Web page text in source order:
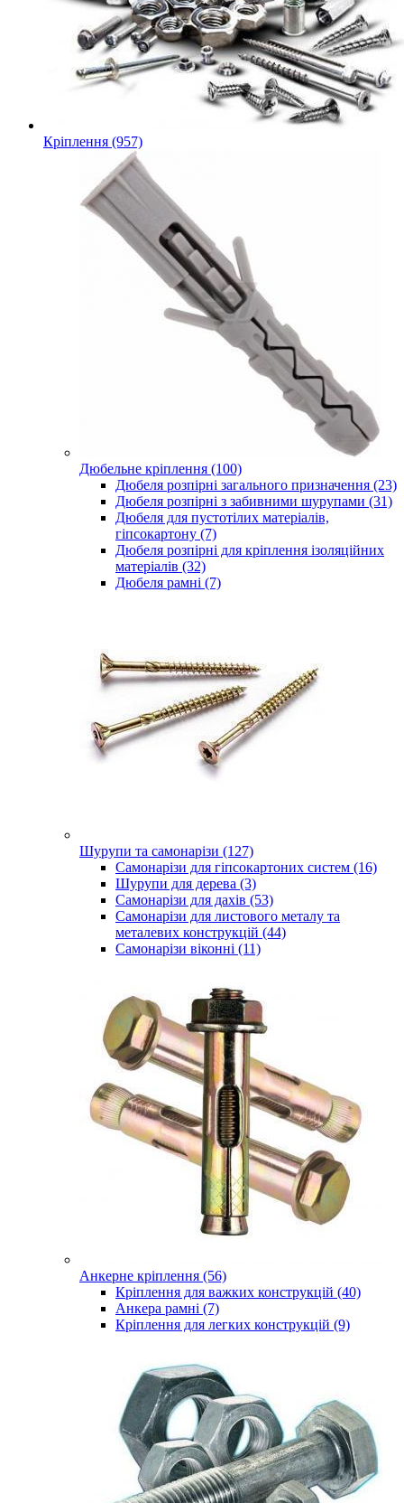
Кріплення (957)
Дюбельне кріплення (100)
Дюбеля розпірні загального призначення (23)
Дюбеля розпірні з забивними шурупами (31)
Дюбеля для пустотілих матеріалів,
гіпсокартону (7)
Дюбеля розпірні для кріплення ізоляційних
матеріалів (32)
Дюбеля рамні (7)
Шурупи та самонарізи (127)
Самонарізи для гіпсокартоних систем (16)
Шурупи для дерева (3)
Самонарізи для дахів (53)
Самонарізи для листового металу та
металевих конструкцій (44)
Самонарізи віконні (11)
Анкерне кріплення (56)
Кріплення для важких конструкцій (40)
Анкера рамні (7)
Кріплення для легких конструкцій (9)